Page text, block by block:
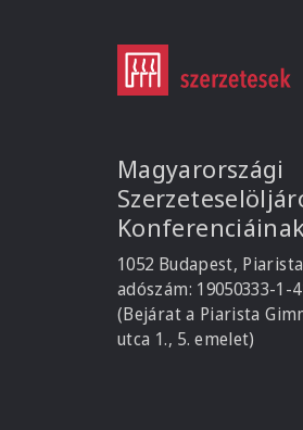
Magyarországi
1052 Budapest,
adószám: 19050333-1-
(Bejárat a Piarista
utca 1., 5. emelet)